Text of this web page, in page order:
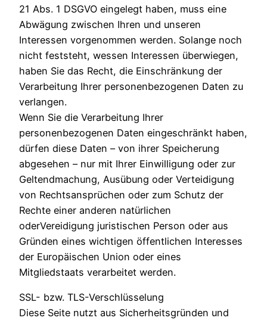
21 Abs. 1 DSGVO eingelegt haben, muss eine
Abwägung zwischen Ihren und unseren
Interessen vorgenommen werden. Solange noch
nicht feststeht, wessen Interessen überwiegen,
haben Sie das Recht, die Einschränkung der
Verarbeitung Ihrer personenbezogenen Daten zu
verlangen.
Wenn Sie die Verarbeitung Ihrer
personenbezogenen Daten eingeschränkt haben,
dürfen diese Daten – von ihrer Speicherung
abgesehen – nur mit Ihrer Einwilligung oder zur
Geltendmachung, Ausübung oder Verteidigung
von Rechtsansprüchen oder zum Schutz der
Rechte einer anderen natürlichen
oderVereidigung juristischen Person oder aus
Gründen eines wichtigen öffentlichen Interesses
der Europäischen Union oder eines
Mitgliedstaats verarbeitet werden.
SSL- bzw. TLS-Verschlüsselung
Diese Seite nutzt aus Sicherheitsgründen und